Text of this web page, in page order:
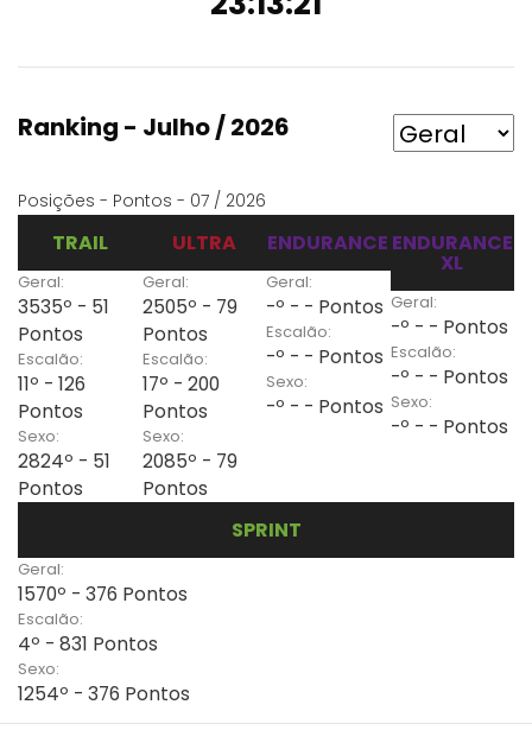
Ranking - Julho / 2026
Posições - Pontos - 07 / 2026
TRAIL
Geral:
3535º - 51
Pontos
Escalão:
11º - 126
Pontos
Sexo:
2824º - 51
Pontos
ULTRA
Geral:
2505º - 79
Pontos
Escalão:
17º - 200
Pontos
Sexo:
2085º - 79
Pontos
ENDURANCE
Geral:
-º - - Pontos
Escalão:
-º - - Pontos
Sexo:
-º - - Pontos
ENDURANCE
XL
Geral:
-º - - Pontos
Escalão:
-º - - Pontos
Sexo:
-º - - Pontos
SPRINT
Geral:
1570º - 376 Pontos
Escalão:
4º - 831 Pontos
Sexo:
1254º - 376 Pontos